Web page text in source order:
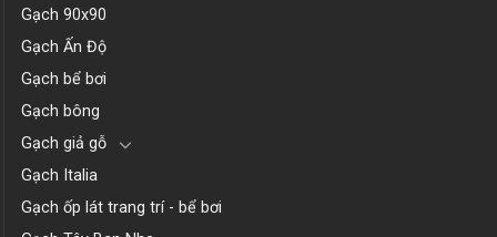
Gạch 90x90
Gạch Ấn Độ
Gạch bể bơi
Gạch bông
Gạch giả gỗ
Gạch Italia
Gạch ốp lát trang trí - bể bơi